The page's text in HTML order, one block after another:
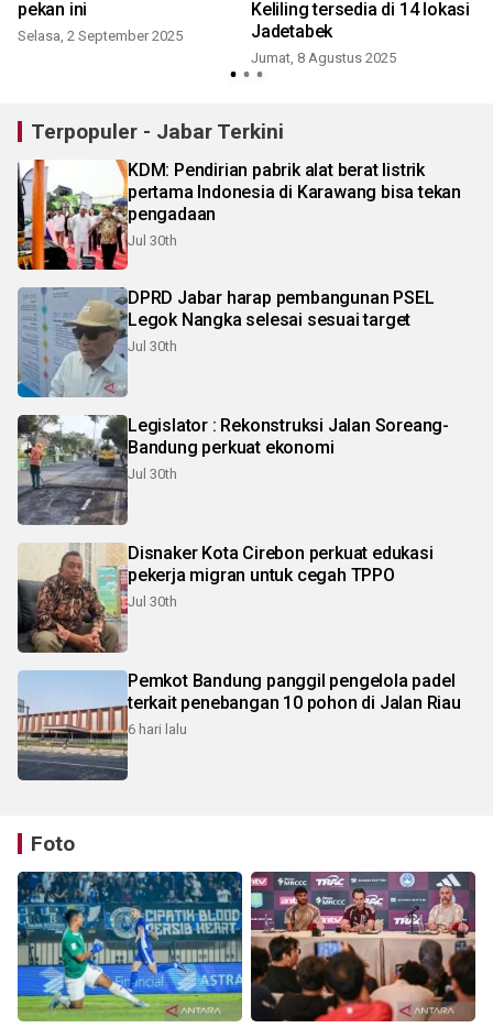
pekan ini
Selasa, 2 September 2025
Keliling tersedia di 14 lokasi
Jadetabek
Jumat, 8 Agustus 2025
Terpopuler - Jabar Terkini
KDM: Pendirian pabrik alat berat listrik
pertama Indonesia di Karawang bisa tekan
pengadaan
Jul 30th
DPRD Jabar harap pembangunan PSEL
Legok Nangka selesai sesuai target
Jul 30th
Legislator : Rekonstruksi Jalan Soreang-
Bandung perkuat ekonomi
Jul 30th
Disnaker Kota Cirebon perkuat edukasi
pekerja migran untuk cegah TPPO
Jul 30th
Pemkot Bandung panggil pengelola padel
terkait penebangan 10 pohon di Jalan Riau
6 hari lalu
Foto